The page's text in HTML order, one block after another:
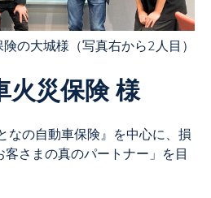
の大城様（写真右から2人目）
火災保険 様
なの自動車保険』を中心に、損
さまの真のパートナー」を目